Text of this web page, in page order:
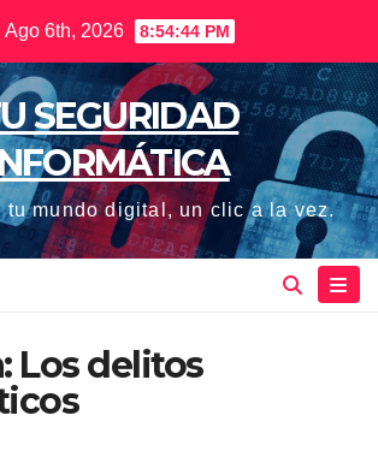
Ago 6th, 2026 8:54:44 PM
SEGURIDAD
tu mundo digital, un clic a la vez.
Los delitos